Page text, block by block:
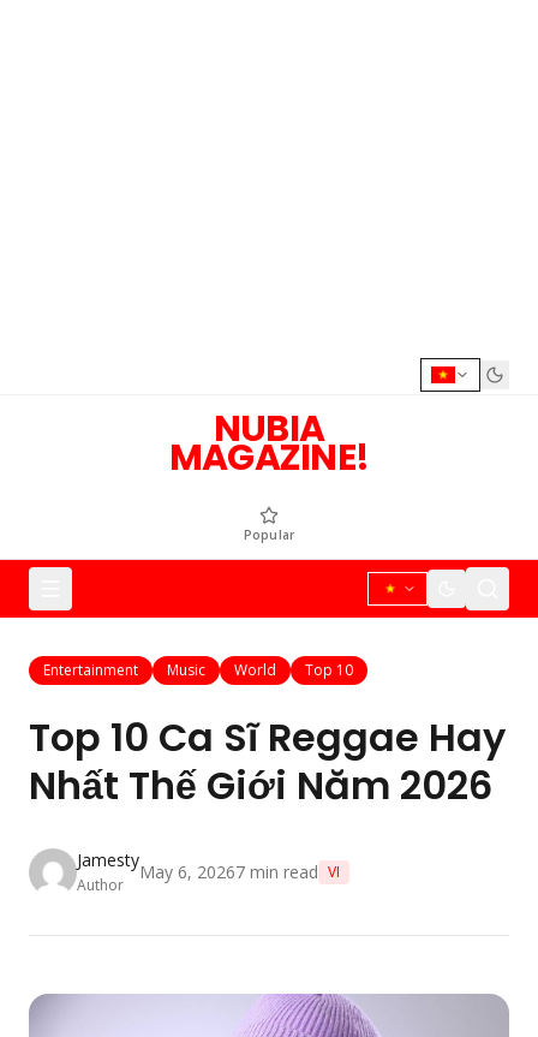
NUBIA
MAGAZINE!
Popular
Entertainment Music World Top 10
Top 10 Ca Sĩ Reggae Hay
Nhất Thế Giới Năm 2026
Jamesty
Author
May 6, 20267 min read VI